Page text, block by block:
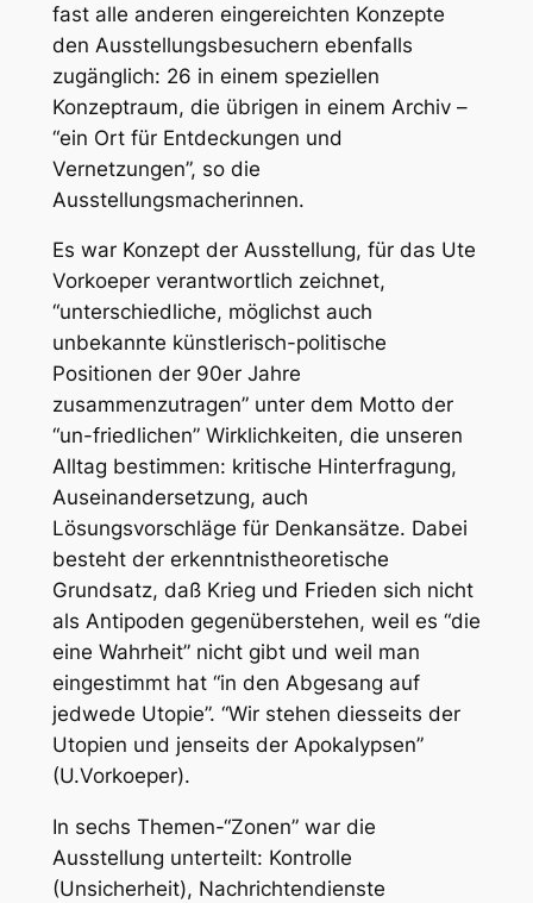
fast alle anderen eingereichten Konzepte
den Ausstellungsbesuchern ebenfalls
zugänglich: 26 in einem speziellen
Konzeptraum, die übrigen in einem Archiv –
“ein Ort für Entdeckungen und
Vernetzungen”, so die
Ausstellungsmacherinnen.
Es war Konzept der Ausstellung, für das Ute
Vorkoeper verantwortlich zeichnet,
“unterschiedliche, möglichst auch
unbekannte künstlerisch-politische
Positionen der 90er Jahre
zusammenzutragen” unter dem Motto der
“un-friedlichen” Wirklichkeiten, die unseren
Alltag bestimmen: kritische Hinterfragung,
Auseinandersetzung, auch
Lösungsvorschläge für Denkansätze. Dabei
besteht der erkenntnistheoretische
Grundsatz, daß Krieg und Frieden sich nicht
als Antipoden gegenüberstehen, weil es “die
eine Wahrheit” nicht gibt und weil man
eingestimmt hat “in den Abgesang auf
jedwede Utopie”. “Wir stehen diesseits der
Utopien und jenseits der Apokalypsen”
(U.Vorkoeper).
In sechs Themen-“Zonen” war die
Ausstellung unterteilt: Kontrolle
(Unsicherheit), Nachrichtendienste